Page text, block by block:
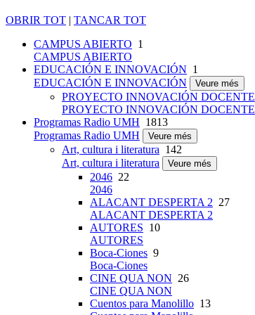
OBRIR TOT | TANCAR TOT
CAMPUS ABIERTO 1
CAMPUS ABIERTO
EDUCACIÓN E INNOVACIÓN 1
EDUCACIÓN E INNOVACIÓN
Veure més
PROYECTO INNOVACIÓN DOCENTE
PROYECTO INNOVACIÓN DOCENTE
Programas Radio UMH 1813
Programas Radio UMH
Veure més
Art, cultura i literatura 142
Art, cultura i literatura
Veure més
2046 22
2046
ALACANT DESPERTA 2 27
ALACANT DESPERTA 2
AUTORES 10
AUTORES
Boca-Ciones 9
Boca-Ciones
CINE QUA NON 26
CINE QUA NON
Cuentos para Manolillo 13